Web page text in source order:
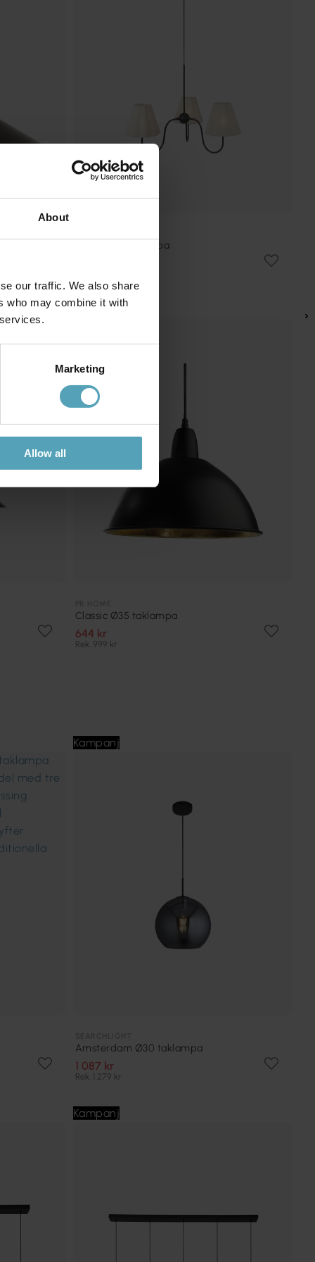
About
our traffic. We also share
who may combine it with
Marketing
Allow all
Veya Ø90 taklampa
PRISMATCH
Classic Ø35 taklampa
644 kr
Rek. 999 kr
Kampanj
Amsterdam Ø30 taklampa
1 087 kr
Rek. 1 279 kr
Kampanj